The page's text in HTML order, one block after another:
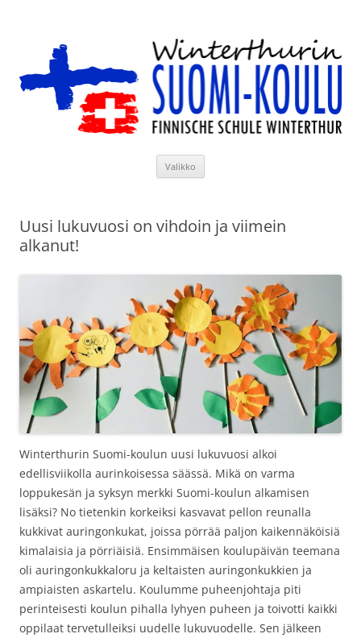
Valikko
Uusi lukuvuosi on vihdoin ja viimein
alkanut!
Winterthurin Suomi-koulun uusi lukuvuosi alkoi
edellisviikolla aurinkoisessa säässä. Mikä on varma
loppukesän ja syksyn merkki Suomi-koulun alkamisen
lisäksi? No tietenkin korkeiksi kasvavat pellon reunalla
kukkivat auringonkukat, joissa pörrää paljon kaikennäköisiä
kimalaisia ja pörriäisiä. Ensimmäisen koulupäivän teemana
oli auringonkukkaloru ja keltaisten auringonkukkien ja
ampiaisten askartelu. Koulumme puheenjohtaja piti
perinteisesti koulun pihalla lyhyen puheen ja toivotti kaikki
oppilaat tervetulleiksi uudelle lukuvuodelle. Sen jälkeen